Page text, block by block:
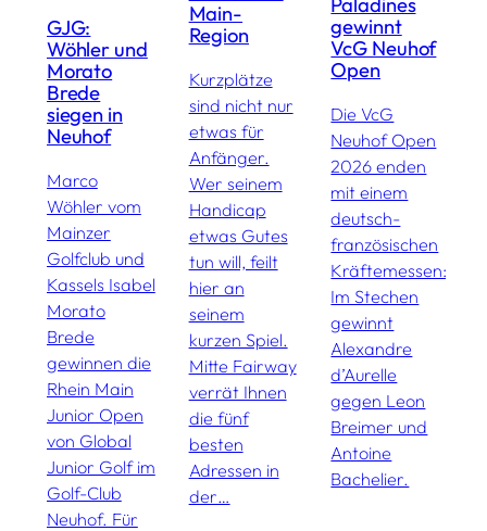
GJG:
Wöhler und
Morato
Brede
siegen in
Neuhof
Marco
Wöhler vom
Mainzer
Golfclub und
Kassels Isabel
Morato
Brede
gewinnen die
Rhein Main
Junior Open
von Global
Junior Golf im
Golf-Club
Neuhof. Für
Main-
Region
Kurzplätze
sind nicht nur
etwas für
Anfänger.
Wer seinem
Handicap
etwas Gutes
tun will, feilt
hier an
seinem
kurzen Spiel.
Mitte Fairway
verrät Ihnen
die fünf
besten
Adressen in
der…
gewinnt
VcG Neuhof
Open
Die VcG
Neuhof Open
2026 enden
mit einem
deutsch-
französischen
Kräftemessen:
Im Stechen
gewinnt
Alexandre
d’Aurelle
gegen Leon
Breimer und
Antoine
Bachelier.